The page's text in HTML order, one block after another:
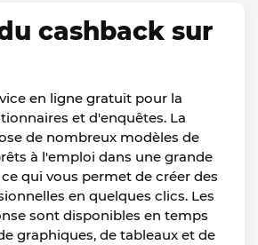
cashback sur
en ligne gratuit pour la
et d'enquêtes. La
de nombreux modèles de
à l'emploi dans une grande
qui vous permet de créer des
en quelques clics. Les
sont disponibles en temps
graphiques, de tableaux et de